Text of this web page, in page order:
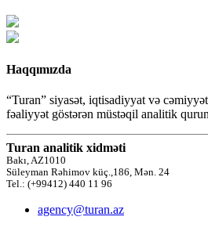
Haqqımızda
“Turan” siyasət, iqtisadiyyat və
fəaliyyət göstərən müstəqil analitik
Turan analitik xidməti
Bakı, AZ1010
Süleyman Rəhimov küç.,186, Mən. 24
Tel.: (+99412) 440 11 96
agency@turan.az